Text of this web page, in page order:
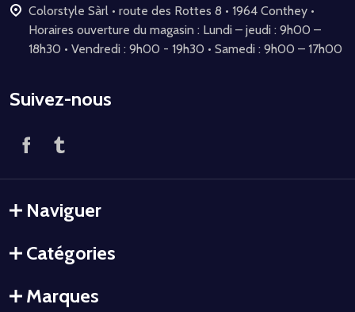
Colorstyle Sàrl • route des Rottes 8 • 1964 Conthey •
Horaires ouverture du magasin : Lundi – jeudi : 9h00 –
18h30 • Vendredi : 9h00 - 19h30 • Samedi : 9h00 – 17h00
Suivez-nous
Naviguer
Catégories
Marques